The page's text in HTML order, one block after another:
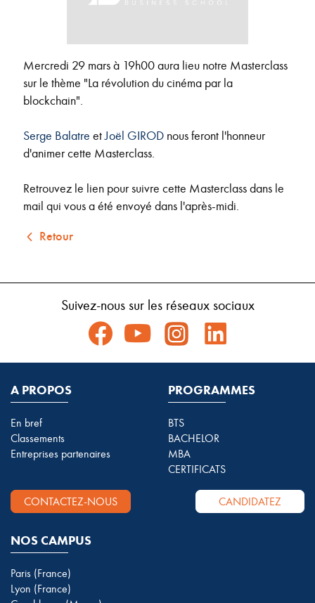
Mercredi 29 mars à 19h00 aura lieu notre Masterclass
sur le thème "La révolution du cinéma par la
blockchain".
Serge Balatre etJoël GIROD nous feront l'honneur
d'animer cette Masterclass.
Retrouvez le lien pour suivre cette Masterclass dans le
mail qui vous a été envoyé dans l'après-midi.
Retour
Suivez-nous sur les réseaux sociaux
A PROPOS
En bref
Classements
Entreprises partenaires
PROGRAMMES
BTS
BACHELOR
MBA
CERTIFICATS
CONTACTEZ-NOUS CANDIDATEZ
NOS CAMPUS
Paris (France)
Lyon (France)